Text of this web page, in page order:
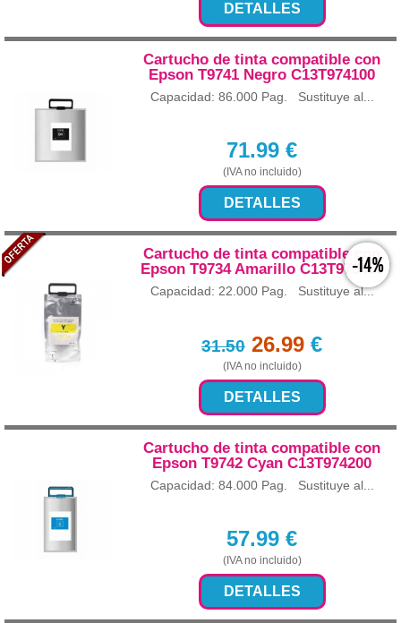
DETALLES
Cartucho de tinta compatible con
Epson T9741 Negro C13T974100
Capacidad: 86.000 Pag. Sustituye al...
71.99 €
(IVA no incluido)
DETALLES
-14%
Cartucho de tinta compatible con
Epson T9734 Amarillo C13T973400
Capacidad: 22.000 Pag. Sustituye al...
31.50 26.99 €
(IVA no incluido)
DETALLES
Cartucho de tinta compatible con
Epson T9742 Cyan C13T974200
Capacidad: 84.000 Pag. Sustituye al...
57.99 €
(IVA no incluido)
DETALLES